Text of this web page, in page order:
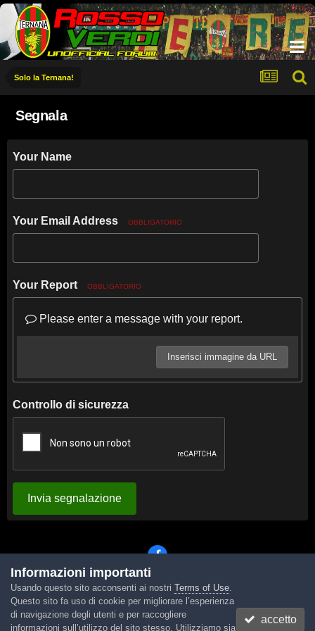
Solo la Ternana!
Segnala
Your Name
Your Email Address OBBLIGATORIO
Your Report OBBLIGATORIO
Please enter a message with your report.
Inserisci immagine da URL
Controllo di sicurezza
Invia segnalazione
Lingua Tema Contattaci Cookies
Powered by Invision Community
Informazioni importanti
Usando questo sito acconsenti ai nostri Terms of Use.
Questo sito fa uso di cookie per migliorare l’esperienza
di navigazione degli utenti e per raccogliere
informazioni sull’utilizzo del sito stesso. Utilizziamo sia
accetto